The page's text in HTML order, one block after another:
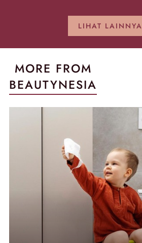
LIHAT LAINNYA
MORE FROM
BEAUTYNESIA